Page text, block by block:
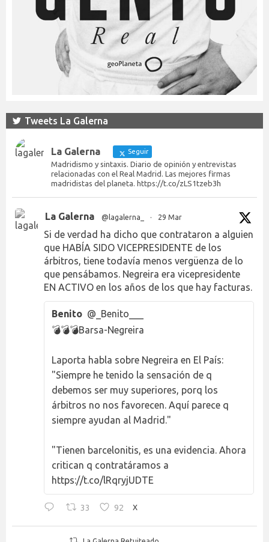
Tweets La Galerna
La Galerna Seguir
Madridismo y sintaxis. Diario de opinión y entrevistas
relacionadas con el Real Madrid. Las mejores firmas
madridistas del planeta. https://t.co/zLS1tzeb3h
La Galerna @lagalerna_ · 29 Mar
Si de verdad ha dicho que contrataron a alguien
que HABÍA SIDO VICEPRESIDENTE de los
árbitros, tiene todavía menos vergüenza de lo
que pensábamos. Negreira era vicepresidente
EN ACTIVO en los años de los que hay facturas.
Benito @_Benito___
💣💣💣Barsa-Negreira
Laporta habla sobre Negreira en El País:
"Siempre he tenido la sensación de q
debemos ser muy superiores, porq los
árbitros no nos favorecen. Aquí parece q
siempre ayudan al Madrid."
"Tienen barcelonitis, es una evidencia. Ahora
critican q contratáramos a
https://t.co/lRqryjUDTE
33 92 X